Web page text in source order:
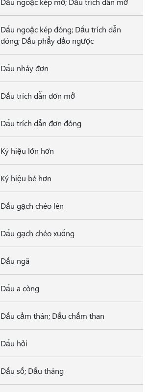
Dấu ngoặc kép đóng; Dấu trích dẫn
đóng; Dấu phẩy đảo ngược
Dấu nháy đơn
Dấu trích dẫn đơn mở
Dấu trích dẫn đơn đóng
Ký hiệu lớn hơn
Ký hiệu bé hơn
Dấu gạch chéo lên
Dấu gạch chéo xuống
Dấu ngã
Dấu a còng
Dấu cảm thán; Dấu chấm than
Dấu hỏi
Dấu số; Dấu thăng